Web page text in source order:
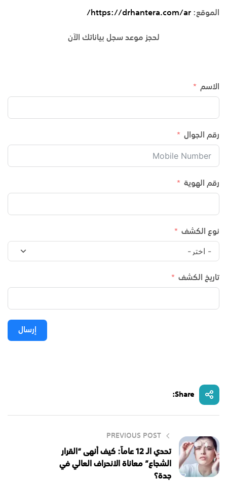
الموقع: https://drhantera.com/ar/
لحجز موعد سجل بياناتك الآن
الاسم
رقم الجوال
رقم الهوية
نوع الكشف
تاريخ الكشف
إرسال
Share:
PREVIOUS POST
تحدي الـ 12 عاماً: كيف أنهى “القرار
الشجاع” معاناة الانحراف العالي في
جدة؟